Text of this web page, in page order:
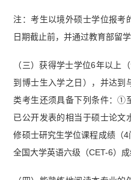
注：考生以境外硕士学位报考
日期截止前，并通过教育部留
（三）获得学士学位6年以上
到博士生入学之日），并达到
类考生还须具备下列条件：①
已公开发表的相当于硕士论
修硕士研究生学位课程成绩（
全国大学英语六级（CET-6）成